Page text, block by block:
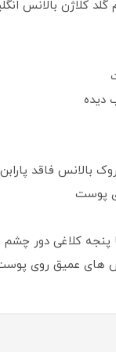
کلاژن بالانس
دیده
بالانس فاقد پارابن
پوست
پنجه کلاغی دور چشم
های عمیق روی